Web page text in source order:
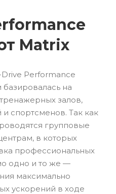
Matrix
Performance
базировалась на
залов,
спортсменов. Так как
групповые
в которых
профессиональных
одно и то же —
максимально
ускорений в ходе